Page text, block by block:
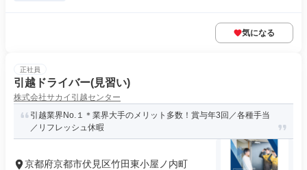
気になる
正社員
引越ドライバー(見習い)
株式会社サカイ引越センター
引越業界No.１＊業界大手のメリット多数！賞与年3回／各種手当
／リフレッシュ休暇
京都府京都市伏見区竹田東小屋ノ内町